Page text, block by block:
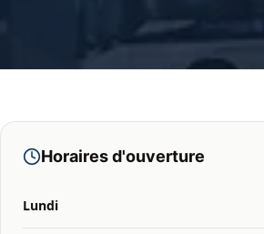
Horaires d'ouverture
Lundi